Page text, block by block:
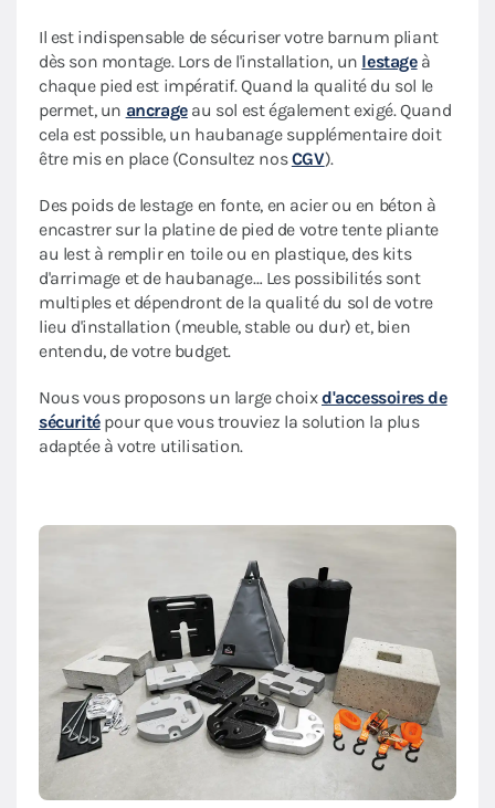
Il est indispensable de sécuriser votre barnum pliant
dès son montage. Lors de l'installation, un lestageà
chaque pied est impératif. Quand la qualité du sol le
permet, un ancrageau sol est également exigé. Quand
cela est possible, un haubanage supplémentaire doit
être mis en place (Consultez nosCGV).
Des poids de lestage en fonte, en acier ou en béton à
encastrer sur la platine de pied de votre tente pliante
au lest à remplir en toile ou en plastique, des kits
d'arrimage et de haubanage… Les possibilités sont
multiples et dépendront de la qualité du sol de votre
lieu d'installation (meuble, stable ou dur) et, bien
entendu, de votre budget.
Nous vous proposons un large choixd'accessoires de
sécuritépour que vous trouviez la solution la plus
adaptée à votre utilisation.